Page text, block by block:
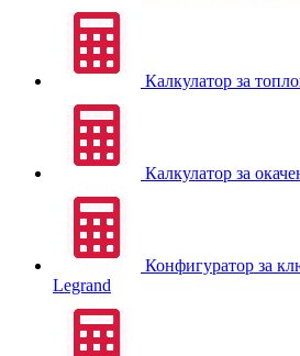
Калкулатор за
Калкулатор за
Конфигуратор за
Legrand